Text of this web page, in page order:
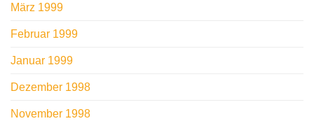
März 1999
Februar 1999
Januar 1999
Dezember 1998
November 1998